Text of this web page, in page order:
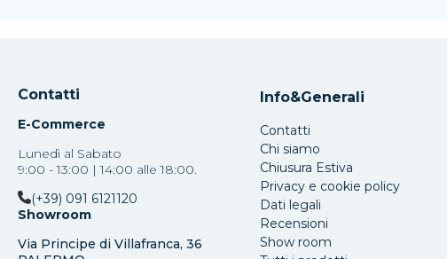
Contatti
E-Commerce
Lunedì al Sabato
9:00 - 13:00 | 14:00 alle 18:00.
(+39) 091 6121120
Showroom
Via Principe di Villafranca, 36
Info&Generali
Contatti
Chi siamo
Chiusura Estiva
Privacy e cookie policy
Dati legali
Recensioni
Show room